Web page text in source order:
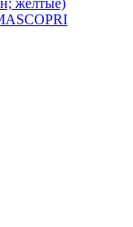
желтые)